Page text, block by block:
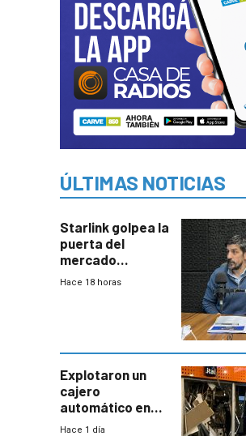
ÚLTIMAS NOTICIAS
Starlink golpea la
puerta del
mercado
uruguayo y Antel
con mayor
miedo”
Hace 18 horas
Explotaron un
cajero
automático en
Parque Miramar;
Hace 1 día